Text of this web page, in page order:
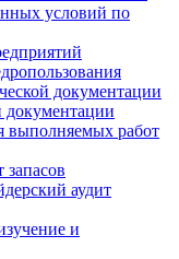
условий по
документации
документации
выполняемых работ
аудит
и